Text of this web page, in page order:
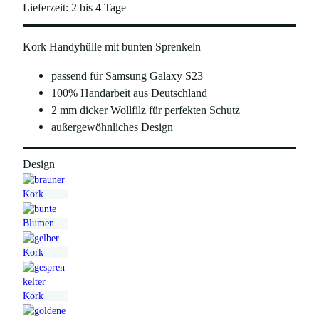
p
r
ü
n
g
l
i
u
P
Lieferzeit: 2 bis 4 Tage
Kork Handyhülle mit bunten Sprenkeln
passend für Samsung Galaxy S23
100% Handarbeit aus Deutschland
2 mm dicker Wollfilz für perfekten Schutz
außergewöhnliches Design
Design